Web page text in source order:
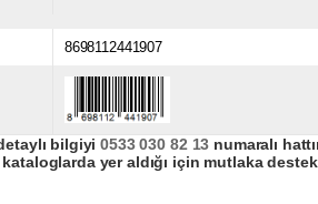
8698112441907
bilgiyi0533 030 82 13 numaralı
yer aldığı için mutlaka